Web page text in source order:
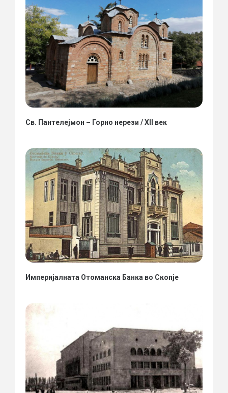
Св. Пантелејмон – Горно нерези / XII век
Империјалната Отоманска Банка во Скопје